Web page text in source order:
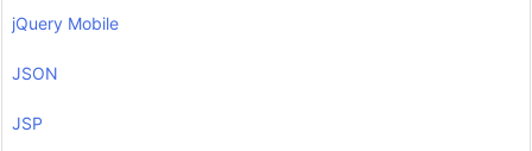
jQuery Mobile
JSON
JSP